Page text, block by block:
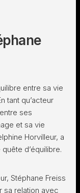
entre sa vie
tant qu’acteur
ses
et sa vie
Horvilleur, a
d’équilibre.
Stéphane Freiss
sa relation avec